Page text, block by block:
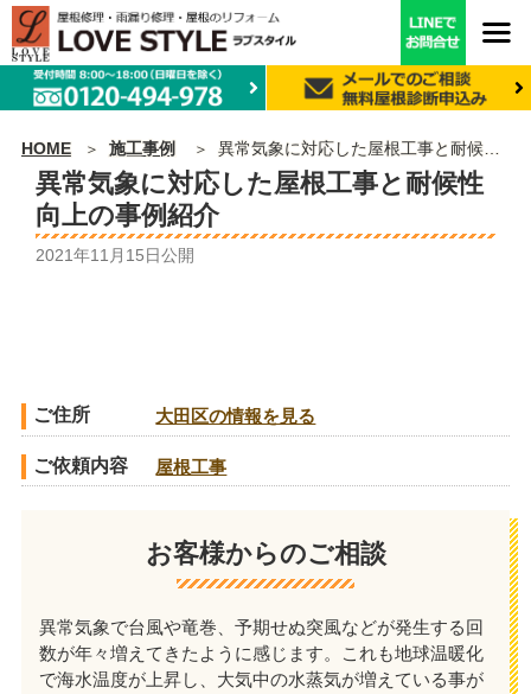
HOME 施工事例 異常気象に対応した屋根工事と耐候性向上の事例紹介
異常気象に対応した屋根工事と耐候性
向上の事例紹介
2021年11月15日公開
ご住所 大田区の情報を見る
ご依頼内容 屋根工事
お客様からのご相談
異常気象で台風や竜巻、予期せぬ突風などが発生する回
数が年々増えてきたように感じます。これも地球温暖化
で海水温度が上昇し、大気中の水蒸気が増えている事が